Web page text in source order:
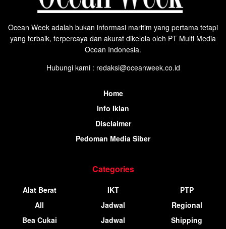
Ocean Week adalah bukan informasi maritim yang pertama tetapi
yang terbaik, terpercaya dan akurat dikelola oleh PT Multi Media
Ocean Indonesia.
Hubungi kami : redaksi@oceanweek.co.id
Home
Info Iklan
Disclaimer
Pedoman Media Siber
Categories
Alat Berat
All
Bea Cukai
IKT
Jadwal
Jadwal
PTP
Regional
Shipping